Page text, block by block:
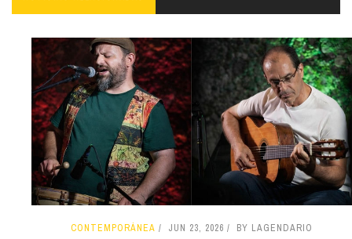
CONTEMPORÁNEA JUN 23, 2026 BY LAGENDARIO